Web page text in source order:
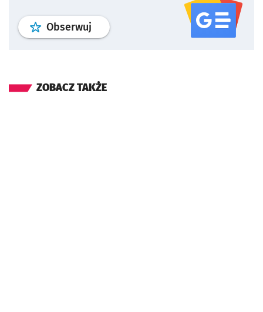
Obserwuj profil serwisu
ZOBACZ TAKŻE